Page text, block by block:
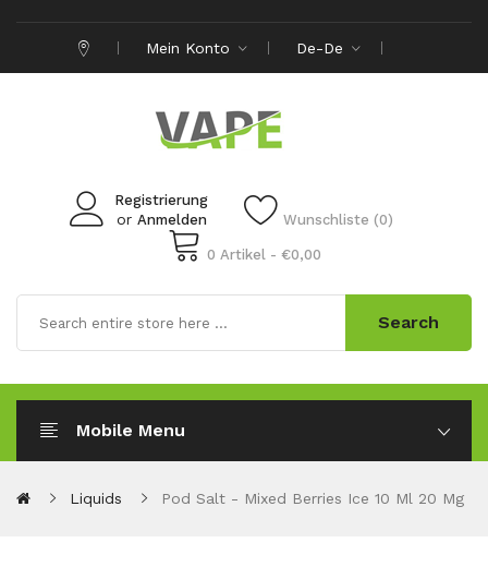
Mein Konto De-De
Registrierung
or Anmelden Wunschliste (0)
0 Artikel - €0,00
Search
Mobile Menu
Liquids Pod Salt - Mixed Berries Ice 10 Ml 20 Mg